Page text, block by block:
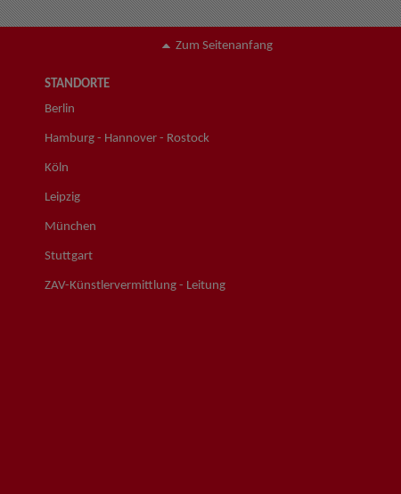
Zum Seitenanfang
STANDORTE
Berlin
Hamburg - Hannover - Rostock
Köln
Leipzig
München
Stuttgart
ZAV-Künstlervermittlung - Leitung